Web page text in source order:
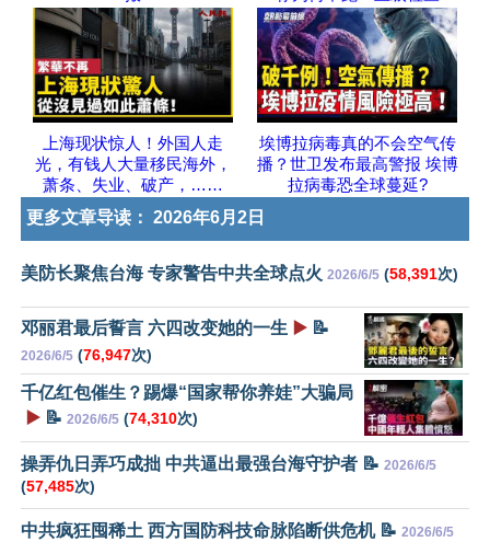
上海现状惊人！外国人走
光，有钱人大量移民海外，
萧条、失业、破产，……
埃博拉病毒真的不会空气传
播？世卫发布最高警报 埃博
拉病毒恐全球蔓延?
更多文章导读： 2026年6月2日
美防长聚焦台海 专家警告中共全球点火 2026/6/5 (58,391次)
邓丽君最后誓言 六四改变她的一生 ▶️ 📝
2026/6/5 (76,947次)
千亿红包催生？踢爆“国家帮你养娃”大骗局
▶️ 📝 2026/6/5 (74,310次)
操弄仇日弄巧成拙 中共逼出最强台海守护者 📝 2026/6/5
(57,485次)
中共疯狂囤稀土 西方国防科技命脉陷断供危机 📝 2026/6/5